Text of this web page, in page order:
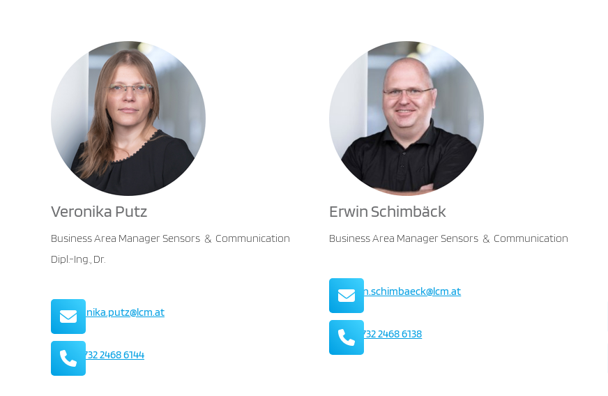
Veronika Putz
Business Area Manager Sensors & Communication
Dipl.-Ing., Dr.
veronika.putz@lcm.at
+43 732 2468 6144
Erwin Schimbäck
Business Area Manager Sensors & Communication
erwin.schimbaeck@lcm.at
+43 732 2468 6138